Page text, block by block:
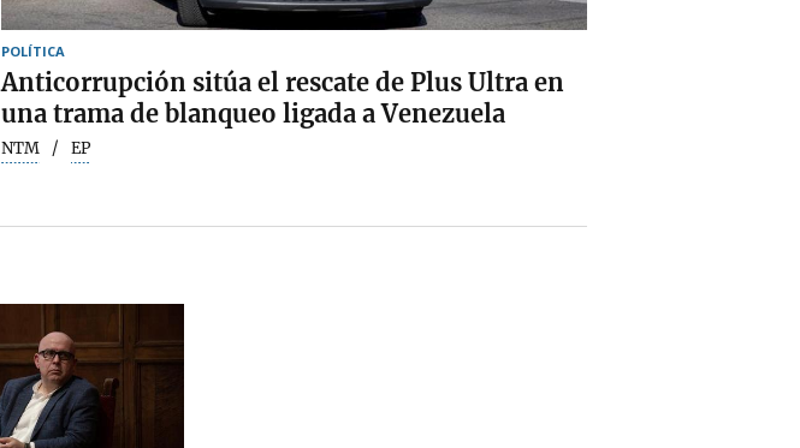
POLÍTICA
Anticorrupción sitúa el rescate de Plus Ultra en
una trama de blanqueo ligada a Venezuela
NTM EP